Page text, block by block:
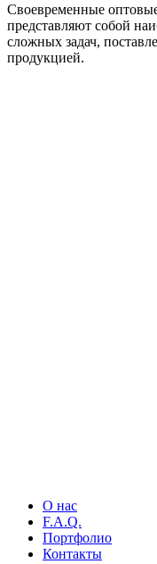
Своевременные
представляют собой
сложных задач,
продукцией.
О нас
F.A.Q.
Портфолио
Контакты